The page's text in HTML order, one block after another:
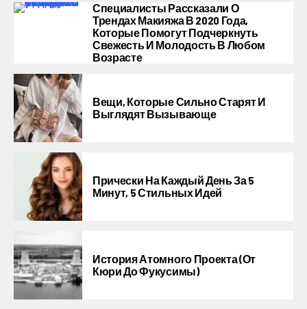
Специалисты Рассказали О
Трендах Макияжа В 2020 Года,
Которые Помогут Подчеркнуть
Свежесть И Молодость В Любом
Возрасте
Вещи, Которые Сильно Старят И
Выглядят Вызывающе
Прически На Каждый День За 5
Минут, 5 Стильных Идей
История Атомного Проекта (от
Кюри До Фукусимы)